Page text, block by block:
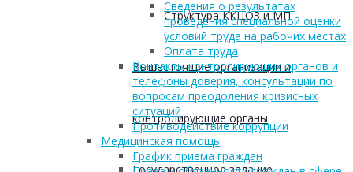
Структура ККЦОЗ и МП
Вышестоящие организации и
контролирующие органы
Сведения о результатах
проведения специальной оценки
условий труда на рабочих местах
Оплата труда
Контакты контролирующих органов и
телефоны доверия, консультации по
вопросам преодоления кризисных
ситуаций
Противодействие коррупции
Медицинская помощь
График приема граждан